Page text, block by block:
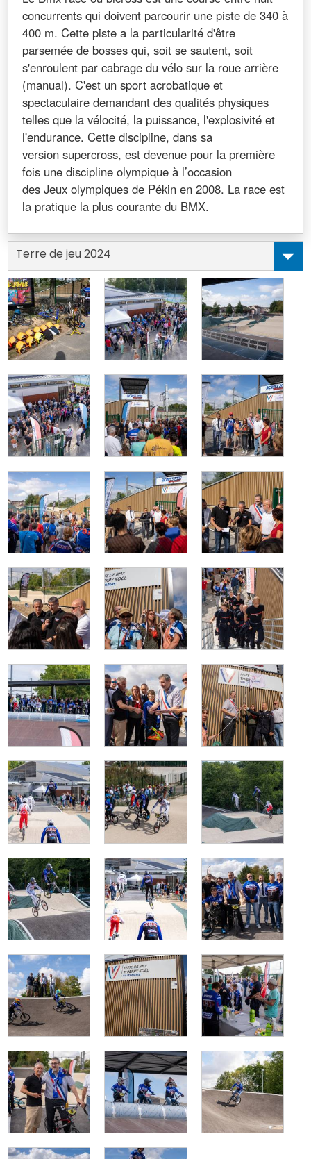
concurrents qui doivent parcourir une piste de 340 à
400 m. Cette piste a la particularité d'être
parsemée de bosses qui, soit se sautent, soit
s'enroulent par cabrage du vélo sur la roue arrière
(manual). C'est un sport acrobatique et
spectaculaire demandant des qualités physiques
telles que la vélocité, la puissance, l'explosivité et
l'endurance. Cette discipline, dans sa
version supercross, est devenue pour la première
fois une discipline olympique à l’occasion
des Jeux olympiques de Pékin en 2008. La race est
la pratique la plus courante du BMX.
Terre de jeu 2024